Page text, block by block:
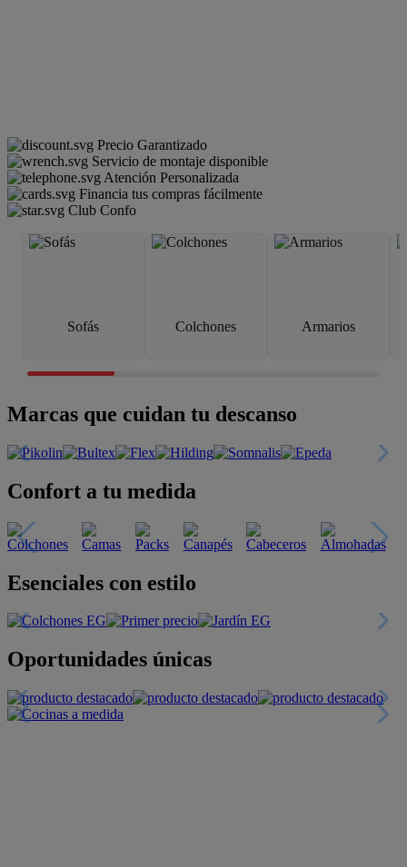
Precio Garantizado
Servicio de montaje disponible
Atención Personalizada
Financia tus compras fácilmente
Club Confo
Sofás Colchones Armarios
Marcas que cuidan tu descanso
Confort a tu medida
Esenciales con estilo
Oportunidades únicas